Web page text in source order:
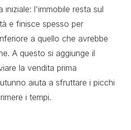
iniziale: l'immobile resta sul
e finisce spesso per
a quello che avrebbe
A questo si aggiunge il
la vendita prima
aiuta a sfruttare i picchi
i tempi.